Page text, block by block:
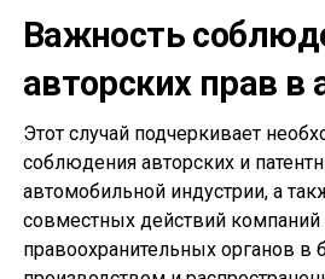
Важность
авторских прав в
Этот случай подчеркивает
соблюдения авторских и
автомобильной индустрии, а
совместных действий компаний
правоохранительных органов в